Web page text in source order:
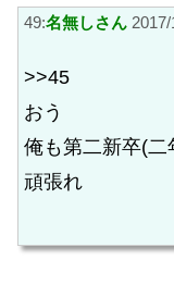
49:名無しさん
>>45
おう
俺も第二新卒(二
頑張れ